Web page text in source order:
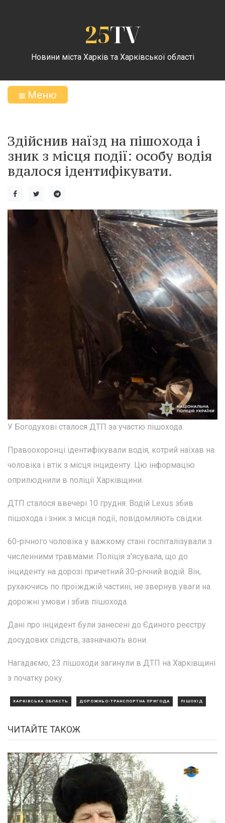
25TV
Новини міста Харків та Харківської області
Меню
Здійснив наїзд на пішохода і
зник з місця події: особу водія
вдалося ідентифікувати.
У Богодухові сталося ДТП за участю пішохода.
Правоохоронці ідентифікували водія, котрий наїхав на
чоловіка і втік з місця інциденту. Цю інформацію
оприлюднили в поліції Харківщини.
ДТП сталося ввечері 10 грудня. Водій Lexus збив
пішохода і зник з місця події, повідомляють свідки.
60-річного чоловіка у важкому стані госпіталізували з
численними травмами. Поліція з'ясувала, що до
інциденту на дорозі причетний 30-річний водій. Він,
рухаючись по проїжджій частині, не звернув уваги на
дорожні умови і збив пішохода.
Дані про інцидент були занесені до Єдиного реєстру
досудових слідств, зазначають вони.
Нагадаємо, 23 пішоходи загинули в ДТП на Харківщині
з початку року.
ХАРКІВСЬКА ОБЛАСТЬ ДОРОЖНЬО-ТРАНСПОРТНА ПРИГОДА ПІШОХІД
ЧИТАЙТЕ ТАКОЖ